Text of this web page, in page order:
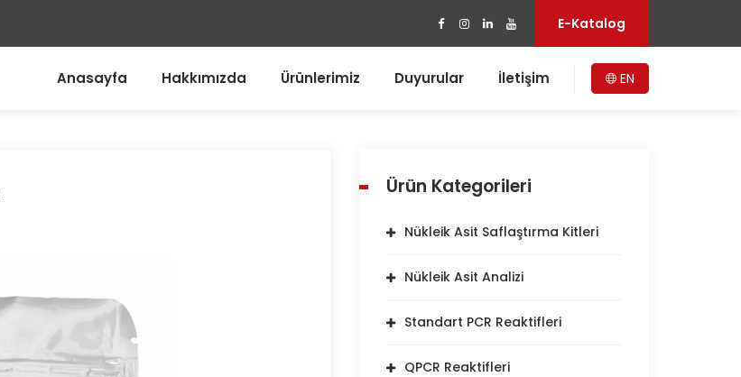
E-Katalog
EN
Anasayfa Hakkımızda Ürünlerimiz Duyurular İletişim
Ürün Kategorileri
Nükleik Asit Saflaştırma Kitleri
Nükleik Asit Analizi
Standart PCR Reaktifleri
QPCR Reaktifleri